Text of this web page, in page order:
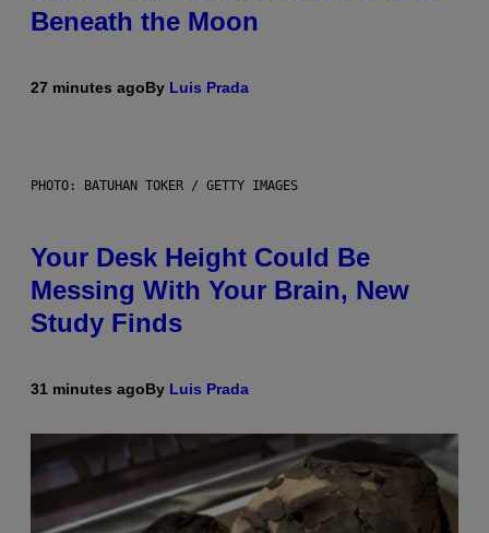
Beneath the Moon
27 minutes agoBy Luis Prada
PHOTO: BATUHAN TOKER / GETTY IMAGES
Your Desk Height Could Be
Messing With Your Brain, New
Study Finds
31 minutes agoBy Luis Prada